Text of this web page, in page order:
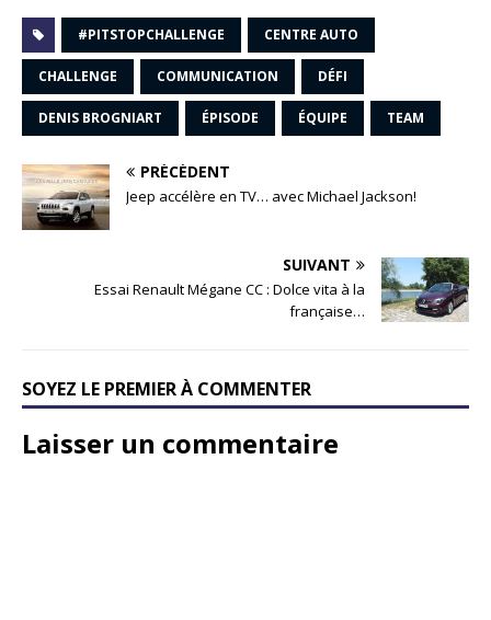
#PITSTOPCHALLENGE CENTRE AUTO
CHALLENGE COMMUNICATION DÉFI
DENIS BROGNIART ÉPISODE ÉQUIPE TEAM
PRÉCÉDENT
Jeep accélère en TV… avec Michael Jackson!
SUIVANT
Essai Renault Mégane CC : Dolce vita à la
française…
SOYEZ LE PREMIER À COMMENTER
Laisser un commentaire